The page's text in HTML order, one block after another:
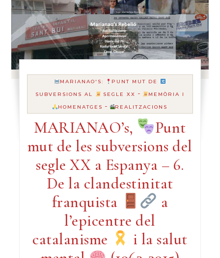
MARIANAO'S:
PUNT MUT DE
SUBVERSIONS AL
SEGLE XX -
MEMÒRIA I
HOMENATGES - REALITZACIONS
MARIANAO’s,
Punt
mut de les subversions del
segle XX a Espanya – 6.
De la clandestinitat
franquista
a
l’epicentre del
catalanisme
i la salut